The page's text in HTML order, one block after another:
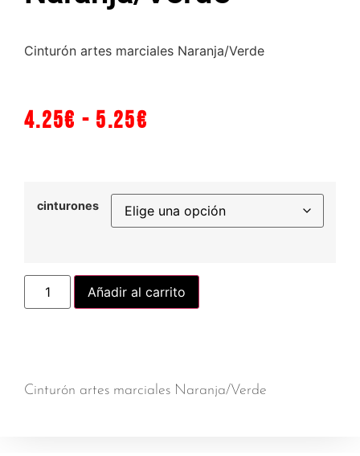
Cinturón artes marciales Naranja/Verde
4.25€ - 5.25€
cinturones
Añadir al carrito
Cinturón artes marciales Naranja/Verde